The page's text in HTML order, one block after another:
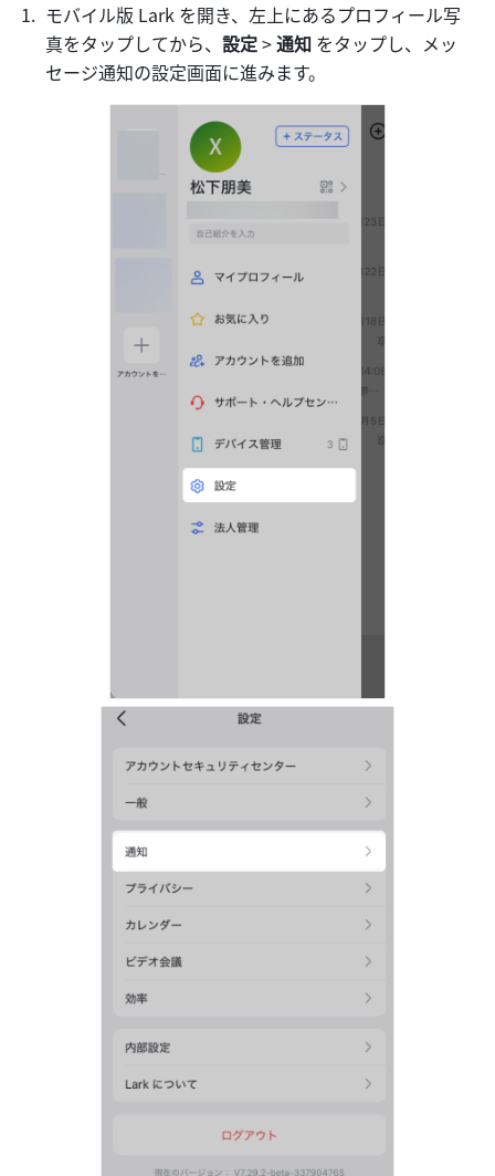
モバイル版 Lark を開き、左上にあるプロフィール写
真をタップしてから、設定 > 通知 をタップし、メッ
セージ通知の設定画面に進みます。